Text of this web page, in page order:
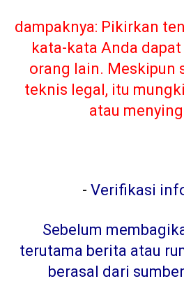
dampaknya: Pikirkan
kata-kata Anda
orang lain. Meskipun
teknis legal, itu
atau
- Verifikasi
Sebelum
terutama berita atau
berasal dari